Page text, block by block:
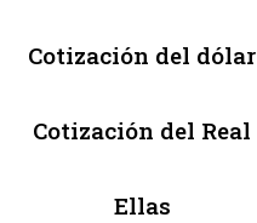
Cotización del dólar
Cotización del Real
Ellas